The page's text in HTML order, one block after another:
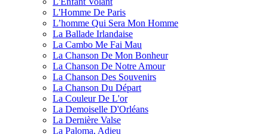
L'Homme De Paris
L’homme Qui Sera Mon Homme
La Ballade Irlandaise
La Cambo Me Fai Mau
La Chanson De Mon Bonheur
La Chanson De Notre Amour
La Chanson Des Souvenirs
La Chanson Du Départ
La Couleur De L'or
La Demoiselle D'Orléans
La Dernière Valse
La Paloma, Adieu